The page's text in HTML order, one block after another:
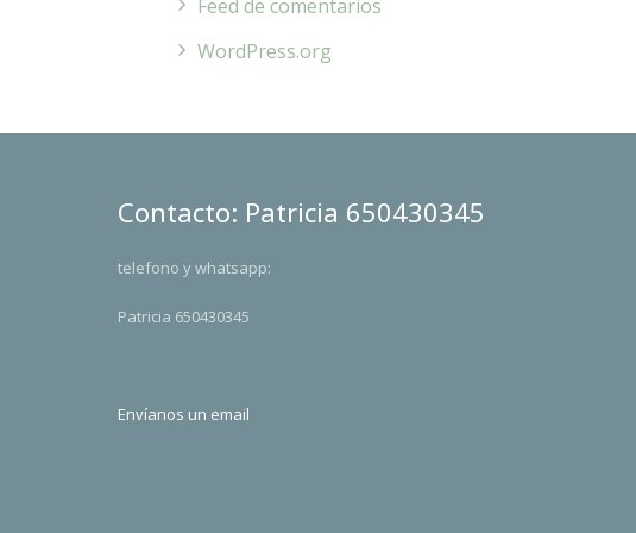
Feed de comentarios
WordPress.org
Contacto: Patricia 650430345
telefono y whatsapp:
Patricia 650430345
Envíanos un email